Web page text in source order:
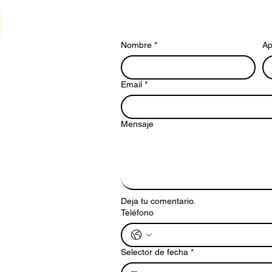
Nombre *
Email *
Mensaje
Deja tu comentario.
Teléfono
Selector de fecha *